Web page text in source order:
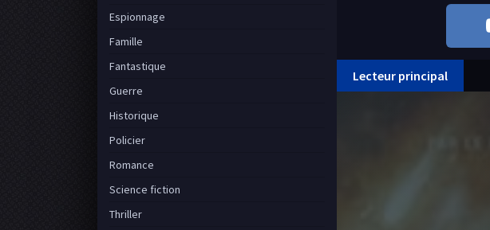
Lecteur principal
Espionnage
Famille
Fantastique
Guerre
Historique
Policier
Romance
Science fiction
Thriller